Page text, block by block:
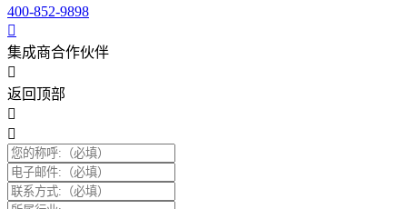
400-852-9898
集成商合作伙伴
返回顶部